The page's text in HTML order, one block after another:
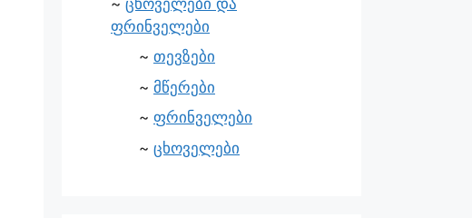
ფრინველები
თევზები
მწერები
ფრინველები
ცხოველები